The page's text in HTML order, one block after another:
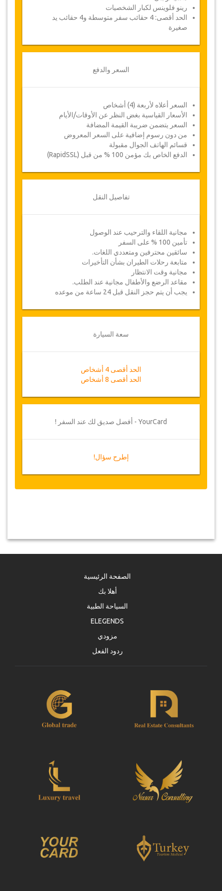
رينو فلوينس لكبار الشخصيات
الحد أقصى: 4 حقائب سفر متوسطة و4 حقائب يد
صغيرة
السعر والدفع
السعر أعلاه لأربعة (4) أشخاص
الأسعار القياسية بغض النظر عن الأوقات/الأيام
السعر يتضمن ضريبة القيمة المضافة
من دون رسوم إضافية على السعر المعروض
قسائم الهاتف الجوال مقبولة
الدفع الخاص بك مؤمن 100 % من قبل (RapidSSL)
تفاصيل النقل
مجانية اللقاء والترحيب عند الوصول
تأمين 100 % على السفر
سائقين محترفين ومتعددي اللغات.
متابعة رحلات الطيران بشأن التأخيرات
مجانية وقت الانتظار
مقاعد الرضع والأطفال مجانية عند الطلب.
يجب أن يتم حجز النقل قبل 24 ساعة من موعده
سعة السيارة
الحد أقصى 4 أشخاص
الحد أقصى 8 أشخاص
YourCard - أفضل صديق لك عند السفر !
إطرح سؤال!
الصفحة الرئيسية
أهلا بك
السياحة الطبية
ELEGENDS
مزودي
ردود الفعل